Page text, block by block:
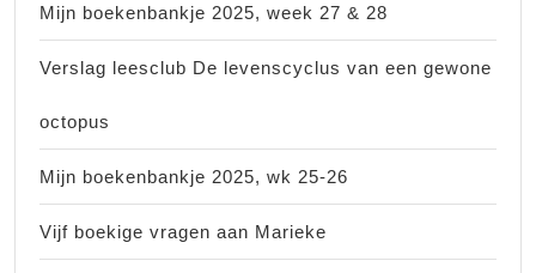
Mijn boekenbankje 2025, week 27 & 28
Verslag leesclub De levenscyclus van een gewone
octopus
Mijn boekenbankje 2025, wk 25-26
Vijf boekige vragen aan Marieke